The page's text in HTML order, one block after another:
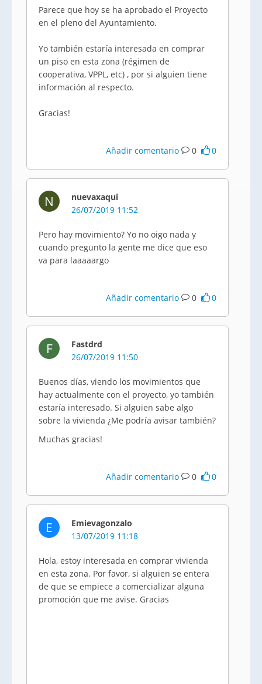
Parece que hoy se ha aprobado el Proyecto
en el pleno del Ayuntamiento.
Yo también estaría interesada en comprar
un piso en esta zona (régimen de
cooperativa, VPPL, etc) , por si alguien tiene
información al respecto.
Gracias!
Añadir comentario 0 0
N
nuevaxaqui
26/07/2019 11:52
Pero hay movimiento? Yo no oigo nada y
cuando pregunto la gente me dice que eso
va para laaaaargo
Añadir comentario 0 0
F
Fastdrd
26/07/2019 11:50
Buenos días, viendo los movimientos que
hay actualmente con el proyecto, yo también
estaría interesado. Si alguien sabe algo
sobre la vivienda ¿Me podría avisar también?
Muchas gracias!
Añadir comentario 0 0
E
Emievagonzalo
13/07/2019 11:18
Hola, estoy interesada en comprar vivienda
en esta zona. Por favor, si alguien se entera
de que se empiece a comercializar alguna
promoción que me avise. Gracias